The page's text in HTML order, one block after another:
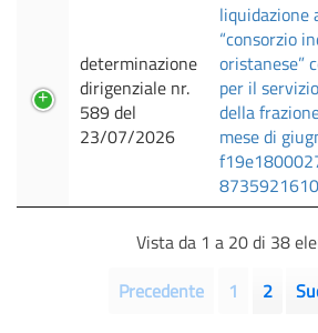
determinazione
dirigenziale nr.
589 del
23/07/2026
liquidazione
“consorzio
oristanese”
per il
della
mese di
8735921610
Vista da 1 a 20 di 38
Precedente
1 2